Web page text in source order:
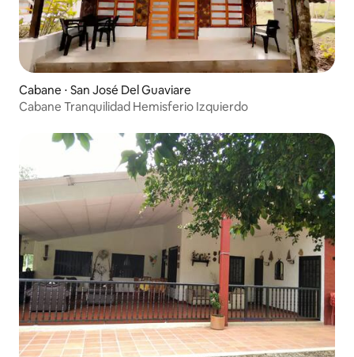
Cabane ⋅ San José Del Guaviare
Cabane Tranquilidad Hemisferio Izquierdo